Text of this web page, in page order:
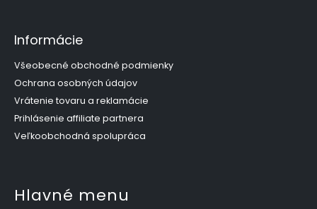
Informácie
Všeobecné obchodné podmienky
Ochrana osobných údajov
Vrátenie tovaru a reklamácie
Prihlásenie affiliate partnera
Veľkoobchodná spolupráca
Hlavné menu